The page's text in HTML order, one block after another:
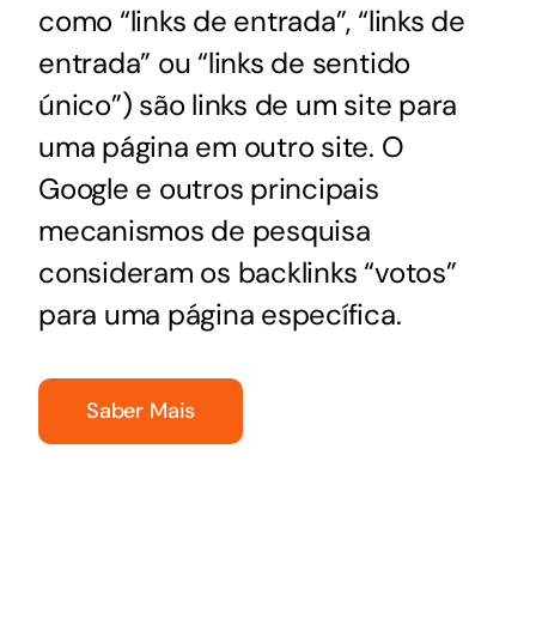
como “links de entrada”, “links de
entrada” ou “links de sentido
único”) são links de um site para
uma página em outro site. O
Google e outros principais
mecanismos de pesquisa
consideram os backlinks “votos”
para uma página específica.
Saber Mais